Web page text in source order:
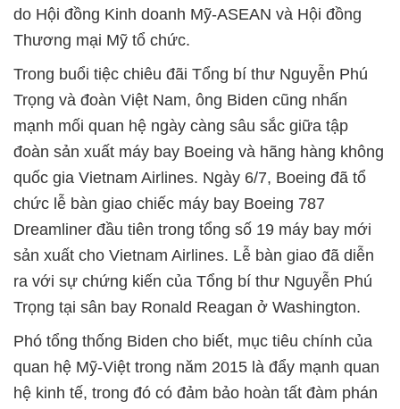
do Hội đồng Kinh doanh Mỹ-ASEAN và Hội đồng
Thương mại Mỹ tổ chức.
Trong buổi tiệc chiêu đãi Tổng bí thư Nguyễn Phú
Trọng và đoàn Việt Nam, ông Biden cũng nhấn
mạnh mối quan hệ ngày càng sâu sắc giữa tập
đoàn sản xuất máy bay Boeing và hãng hàng không
quốc gia Vietnam Airlines. Ngày 6/7, Boeing đã tổ
chức lễ bàn giao chiếc máy bay Boeing 787
Dreamliner đầu tiên trong tổng số 19 máy bay mới
sản xuất cho Vietnam Airlines. Lễ bàn giao đã diễn
ra với sự chứng kiến của Tổng bí thư Nguyễn Phú
Trọng tại sân bay Ronald Reagan ở Washington.
Phó tổng thống Biden cho biết, mục tiêu chính của
quan hệ Mỹ-Việt trong năm 2015 là đẩy mạnh quan
hệ kinh tế, trong đó có đảm bảo hoàn tất đàm phán